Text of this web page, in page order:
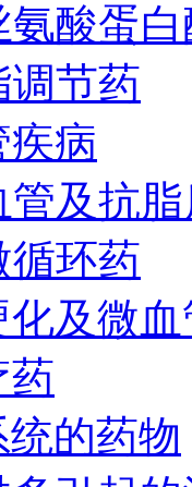
酸蛋
调节药
疾病
管及抗
循环药
化及微
药
的药物